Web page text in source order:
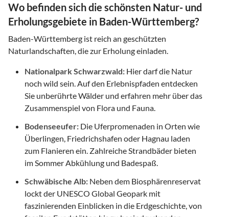
Wo befinden sich die schönsten Natur- und
Erholungsgebiete in Baden-Württemberg?
Baden-Württemberg ist reich an geschützten
Naturlandschaften, die zur Erholung einladen.
Nationalpark Schwarzwald: Hier darf die Natur
noch wild sein. Auf den Erlebnispfaden entdecken
Sie unberührte Wälder und erfahren mehr über das
Zusammenspiel von Flora und Fauna.
Bodenseeufer: Die Uferpromenaden in Orten wie
Überlingen, Friedrichshafen oder Hagnau laden
zum Flanieren ein. Zahlreiche Strandbäder bieten
im Sommer Abkühlung und Badespaß.
Schwäbische Alb: Neben dem Biosphärenreservat
lockt der UNESCO Global Geopark mit
faszinierenden Einblicken in die Erdgeschichte, von